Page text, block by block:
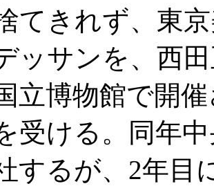
てきれず、東
ッサンを、西
立博物館で開
受ける。同年
するが、2年目